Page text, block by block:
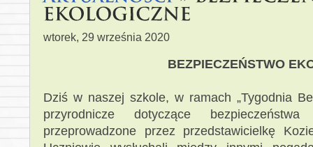
wtorek, 29 września 2020
BEZPIECZEŃSTWO
Dziś w naszej szkole, w ramach „Tygodnia
przyrodnicze dotyczące
przeprowadzone przez przedstawicielkę